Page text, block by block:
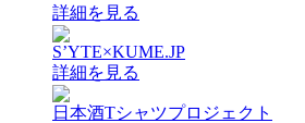
詳細を見る
S’YTE×KUME.JP
詳細を見る
日本酒Tシャツプロジェクト